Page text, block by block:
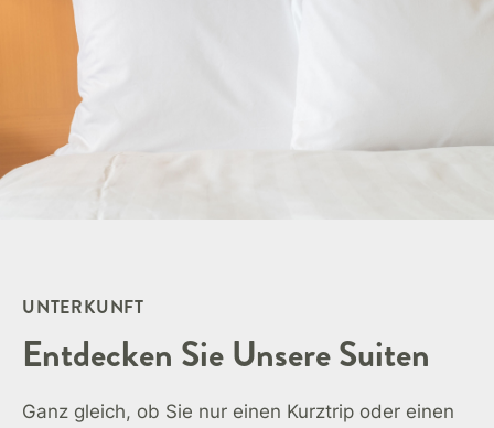
UNTERKUNFT
Entdecken Sie Unsere Suiten
Ganz gleich, ob Sie nur einen Kurztrip oder einen